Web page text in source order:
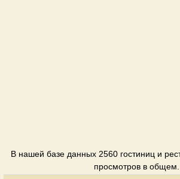
В нашей базе данных 2560 гостиниц и
просмотров в общем.